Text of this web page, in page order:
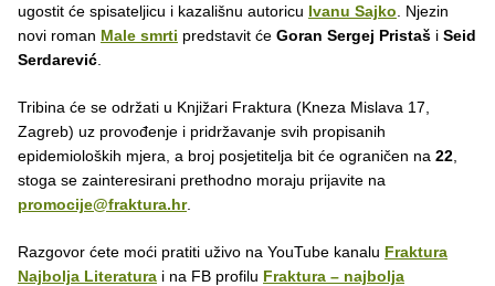
ugostit će spisateljicu i kazališnu autoricu Ivanu Sajko . Njezin
novi roman Male smrti predstavit će Goran Sergej Pristaš i Seid
Serdarević
Tribina će se održati u Knjižari Fraktura (Kneza Mislava 17,
Zagreb) uz provođenje i pridržavanje svih propisanih
epidemioloških mjera, a broj posjetitelja bit će ograničen na 22
stoga se zainteresirani prethodno moraju prijavite na
promocije@fraktura.hr.
Razgovor ćete moći pratiti uživo na YouTube kanalu Fraktura
Najbolja Literatura i na FB profilu Fraktura – najbolja